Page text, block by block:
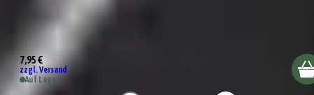
7,95 €
zzgl. Versand
Auf Lager